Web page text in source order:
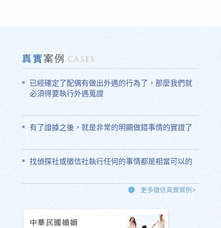
已經確定了配偶有做出外遇的行為了，那麼我們就
必須得要執行外遇蒐證
有了證據之後，就是非常的明顯做錯事情的實證了
找偵探社或徵信社執行任何的事情都是相當可以的
更多徵信真實案例>